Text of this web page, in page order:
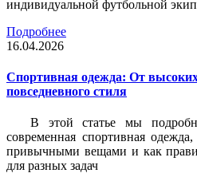
индивидуальной футбольной
Подробнее
16.04.2026
Спортивная одежда: От
повседневного стиля
В этой статье мы
современная спортивная
привычными вещами и как
для разных задач